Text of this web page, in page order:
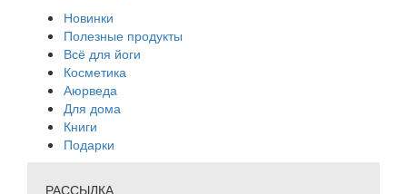
Новинки
Полезные продукты
Всё для йоги
Косметика
Аюрведа
Для дома
Книги
Подарки
РАССЫЛКА